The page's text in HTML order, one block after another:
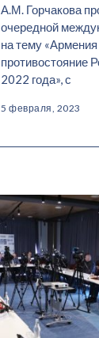
А.М. Горчакова
очередной
на тему
противостояние
2022 года», с
5 февраля, 2023